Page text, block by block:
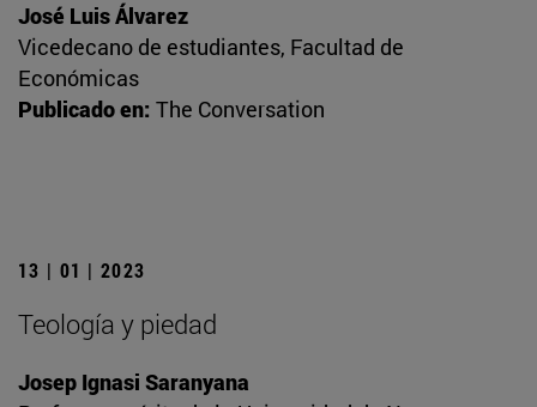
José Luis Álvarez
Vicedecano de estudiantes, Facultad de
Económicas
Publicado en: The Conversation
13 | 01 | 2023
Teología y piedad
Josep Ignasi Saranyana